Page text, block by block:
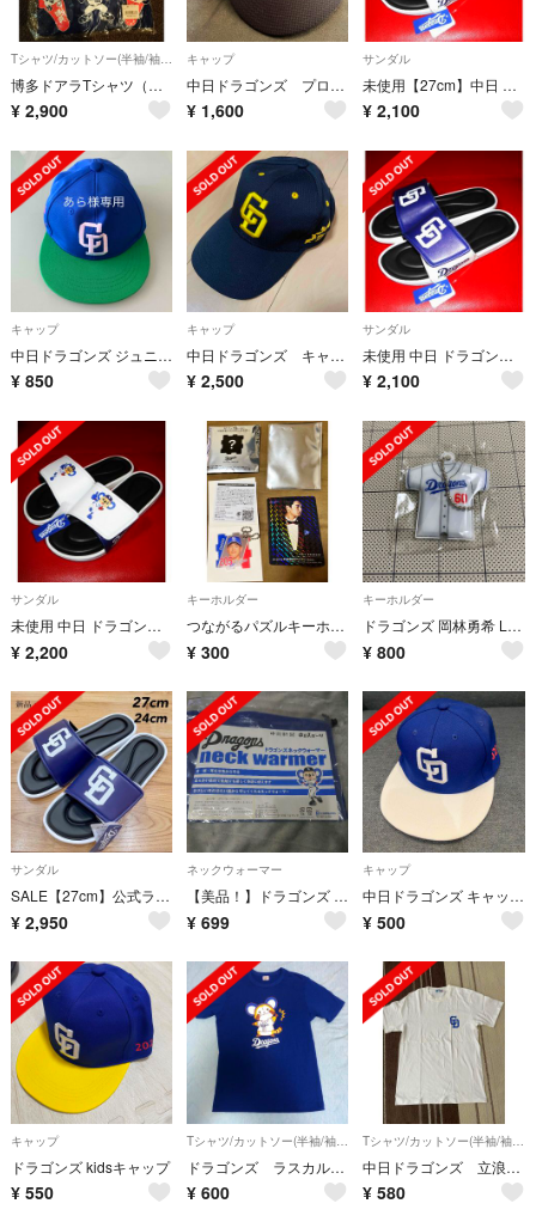
Tシャツ/カットソー(半袖/袖なし)
博多ドアラTシャツ（新品 未開封）
¥ 2,900
キャップ
中日ドラゴンズ プロモデル ベースボールキャップ
¥ 1,600
サンダル
未使用【27cm】中日 ドラゴンズ サンダル ロゴ スリッパ
¥ 2,100
キャップ
中日ドラゴンズ ジュニアキャップ(ミズノx ポッカサッポロ)
¥ 850
キャップ
中日ドラゴンズ キャップ
¥ 2,500
サンダル
未使用 中日 ドラゴンズ サンダル ロゴ【27cm】スリッパ
¥ 2,100
サンダル
未使用 中日 ドラゴンズ サンダル ドアラ【27cm】スリッパ
¥ 2,200
キーホルダー
つながるパズルキーホルダー girlr series 2023 仲地選手カード
¥ 300
キーホルダー
ドラゴンズ 岡林勇希 LEDキーホルダー
¥ 800
サンダル
SALE【27cm】公式ライセンス中日ドラゴンズロゴサンダル レディース メンズ
¥ 2,950
ネックウォーマー
【美品！】ドラゴンズ ネックウォーマー
¥ 699
キャップ
中日ドラゴンズ キャップJrサイズ
¥ 500
キャップ
ドラゴンズ kidsキャップ
¥ 550
ドラゴンズ ラスカル Tシャツ
¥ 600
中日ドラゴンズ 立浪 Tシャツ
¥ 580